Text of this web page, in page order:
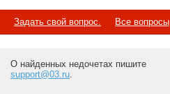
Задать свой вопрос. Все вопросы
О найденных недочетах пишите
support@03.ru.